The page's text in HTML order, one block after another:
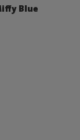
Blue